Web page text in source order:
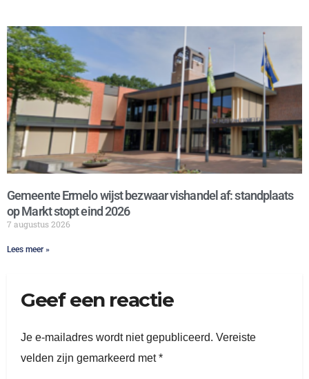
Gemeente Ermelo wijst bezwaar vishandel af: standplaats
op Markt stopt eind 2026
7 augustus 2026
Lees meer »
Geef een reactie
Je e-mailadres wordt niet gepubliceerd. Vereiste
velden zijn gemarkeerd met*